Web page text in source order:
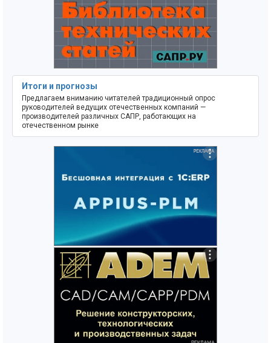
Итоги и прогнозы
Предлагаем вниманию читателей традиционный опрос
руководителей ведущих отечественных компаний —
производителей различных САПР, работающих на
отечественном рынке